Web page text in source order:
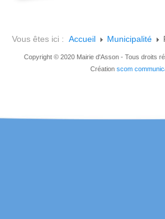
Vous êtes ici : Accueil Municipalité
Copyright © 2020 Mairie d'Asson - Tous droits
Création scom